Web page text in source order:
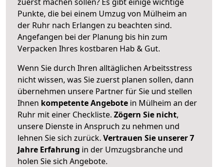
Punkte, die bei einem Umzug von Mülheim an
der Ruhr nach Erlangen zu beachten sind.
Angefangen bei der Planung bis hin zum
Verpacken Ihres kostbaren Hab & Gut.
Wenn Sie durch Ihren alltäglichen Arbeitsstress
nicht wissen, was Sie zuerst planen sollen, dann
übernehmen unsere Partner für Sie und stellen
Ihnen kompetente Angebote in Mülheim an der
Ruhr mit einer Checkliste. Zögern Sie nicht,
unsere Dienste in Anspruch zu nehmen und
lehnen Sie sich zurück. Vertrauen Sie unserer 7
Jahre Erfahrung in der Umzugsbranche und
holen Sie sich Angebote.